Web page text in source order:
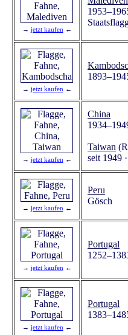
→ jetzt kaufen ←
→ jetzt kaufen ←
→ jetzt kaufen ←
China
Taiwan
seit 1949
→ jetzt kaufen ←
Peru
Gösch
→ jetzt kaufen ←
Portugal
→ jetzt kaufen ←
Portugal